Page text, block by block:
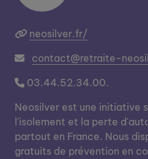
neosilver.fr/
contact@retraite-
03.44.52.34.00.
Neosilver est une initiative
l'isolement et la perte
partout en France. Nous
gratuits de prévention en